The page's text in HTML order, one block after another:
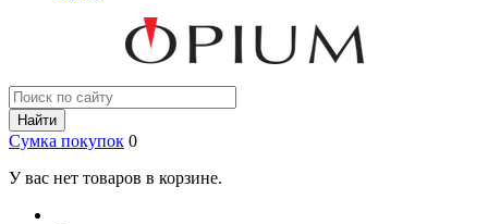
Найти
Сумка покупок 0
У вас нет товаров в корзине.